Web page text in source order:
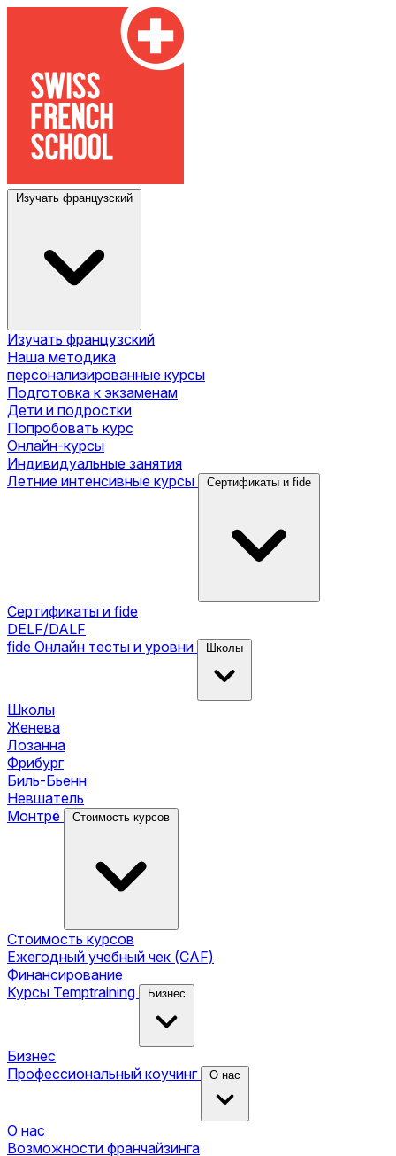
Изучать французский
Изучать французский
Наша методика
персонализированные курсы
Подготовка к экзаменам
Дети и подростки
Попробовать курс
Онлайн-курсы
Индивидуальные занятия
Летние интенсивные курсы
Сертификаты и fide
Сертификаты и fide
DELF/DALF
fide Онлайн тесты и уровни Школы
Школы
Женева
Лозанна
Фрибург
Биль-Бьенн
Невшатель
Монтрё
Стоимость курсов
Стоимость курсов
Ежегодный учебный чек (CAF)
Финансирование
Курсы Temptraining
Бизнес
Бизнес
Профессиональный коучинг
О нас
О нас
Возможности франчайзинга